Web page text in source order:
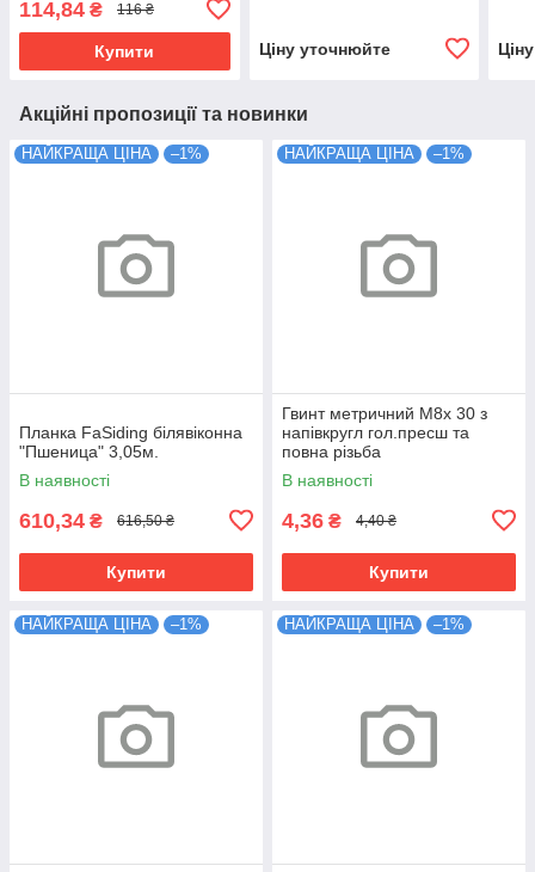
114,84 ₴ 116 ₴
Купити Ціну уточнюйте
Акційні пропозиції та новинки
НАЙКРАЩА ЦІНА –1%
Планка FaSiding білявіконна
"Пшеница" 3,05м.
В наявності
610,34 ₴ 616,50 ₴
Купити
НАЙКРАЩА ЦІНА –1%
Гвинт метричний М8х 30 з
напівкругл гол.пресш та
повна різьба
В наявності
4,36 ₴ 4,40 ₴
Купити
НАЙКРАЩА ЦІНА –1% НАЙКРАЩА ЦІНА –1%